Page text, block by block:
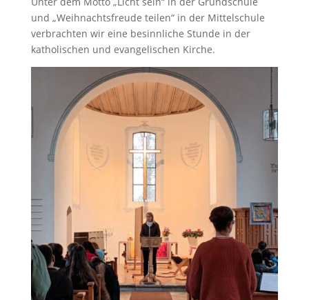
und „Weihnachtsfreude teilen“ in der Mittelschule
verbrachten wir eine besinnliche Stunde in der
katholischen und evangelischen Kirche.